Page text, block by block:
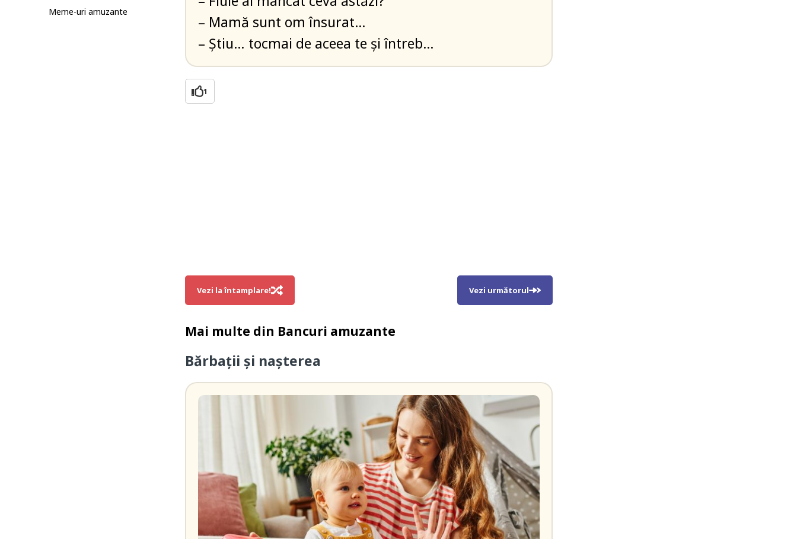
Meme-uri amuzante
– Mamă sunt om însurat…
– Știu… tocmai de aceea te și întreb…
1
Vezi la întamplare! Vezi următorul
Mai multe din Bancuri amuzante
Bărbații și nașterea